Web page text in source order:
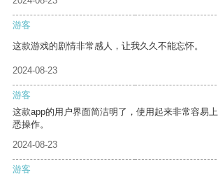
游客
这款游戏的剧情非常感人，让我久久不能忘怀。
2024-08-23
游客
这款app的用户界面简洁明了，使用起来非常容易
悉操作。
2024-08-23
游客